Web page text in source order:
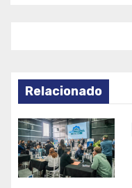
Relacionado